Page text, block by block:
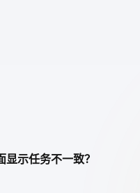
示任务不一致？